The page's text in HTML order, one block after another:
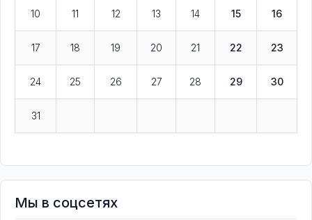
10 11 12 13 14 15 16
17 18 19 20 21 22 23
24 25 26 27 28 29 30
31
Мы в соцсетях